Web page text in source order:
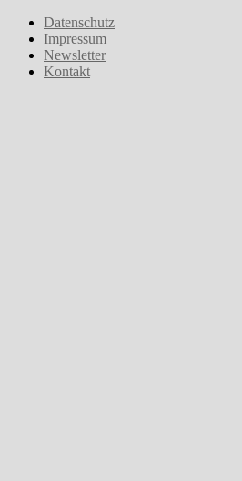
Zum
Inhalt
springen
Datenschutz
Impressum
Newsletter
Kontakt